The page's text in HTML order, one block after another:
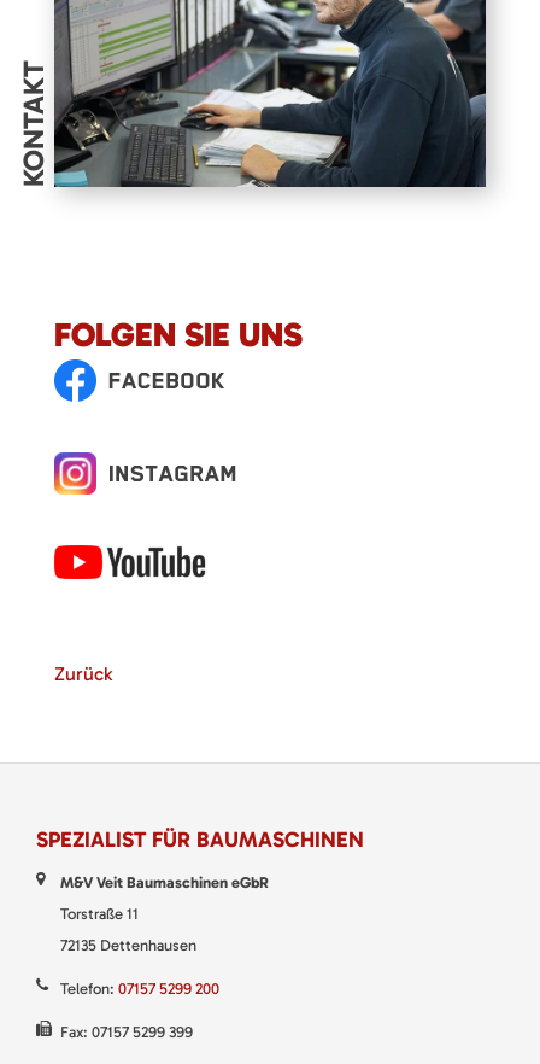
KONTAKT
FOLGEN SIE UNS
Zurück
SPEZIALIST FÜR BAUMASCHINEN
M&V Veit Baumaschinen eGbR
Torstraße 11
72135 Dettenhausen
Telefon: 07157 5299 200
Fax: 07157 5299 399